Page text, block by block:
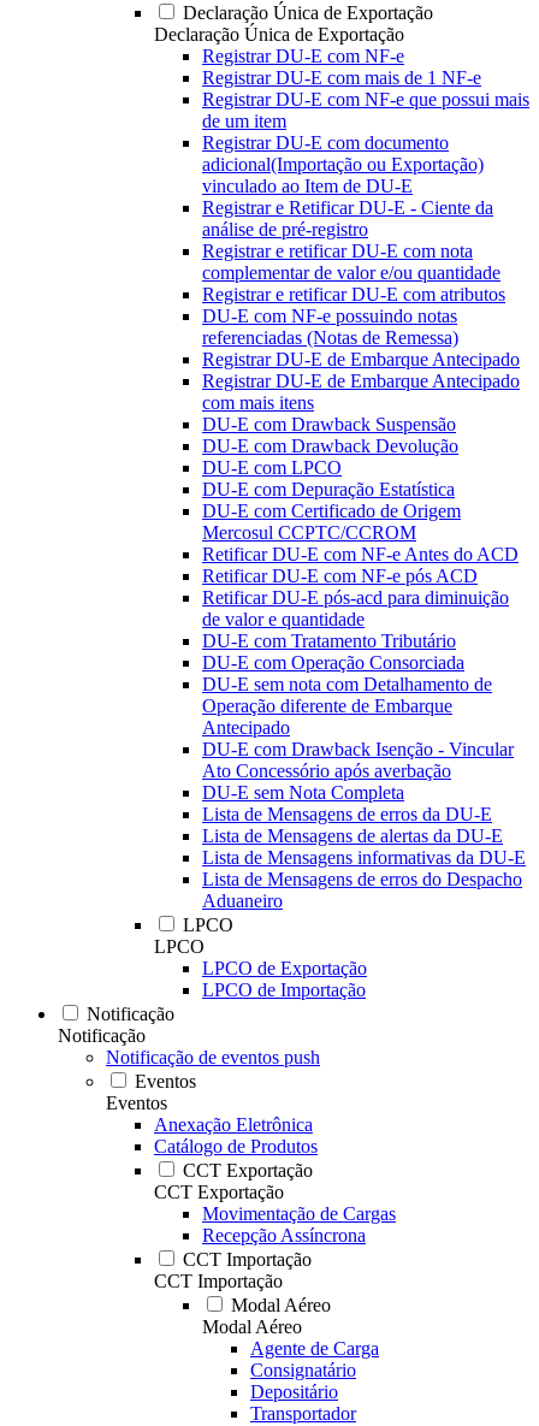
Declaração Única de Exportação
Declaração Única de Exportação
Registrar DU-E com NF-e
Registrar DU-E com mais de 1 NF-e
Registrar DU-E com NF-e que possui mais
de um item
Registrar DU-E com documento
adicional(Importação ou Exportação)
vinculado ao Item de DU-E
Registrar e Retificar DU-E - Ciente da
análise de pré-registro
Registrar e retificar DU-E com nota
complementar de valor e/ou quantidade
Registrar e retificar DU-E com atributos
DU-E com NF-e possuindo notas
referenciadas (Notas de Remessa)
Registrar DU-E de Embarque Antecipado
Registrar DU-E de Embarque Antecipado
com mais itens
DU-E com Drawback Suspensão
DU-E com Drawback Devolução
DU-E com LPCO
DU-E com Depuração Estatística
DU-E com Certificado de Origem
Mercosul CCPTC/CCROM
Retificar DU-E com NF-e Antes do ACD
Retificar DU-E com NF-e pós ACD
Retificar DU-E pós-acd para diminuição
de valor e quantidade
DU-E com Tratamento Tributário
DU-E com Operação Consorciada
DU-E sem nota com Detalhamento de
Operação diferente de Embarque
Antecipado
DU-E com Drawback Isenção - Vincular
Ato Concessório após averbação
DU-E sem Nota Completa
Lista de Mensagens de erros da DU-E
Lista de Mensagens de alertas da DU-E
Lista de Mensagens informativas da DU-E
Lista de Mensagens de erros do Despacho
Aduaneiro
LPCO
LPCO
LPCO de Exportação
LPCO de Importação
Notificação
Notificação
Notificação de eventos push
Eventos
Eventos
Anexação Eletrônica
Catálogo de Produtos
CCT Exportação
CCT Exportação
Movimentação de Cargas
Recepção Assíncrona
CCT Importação
CCT Importação
Modal Aéreo
Modal Aéreo
Agente de Carga
Consignatário
Depositário
Transportador